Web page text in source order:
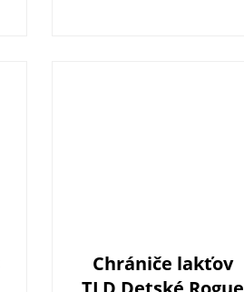
Chrániče lakťov